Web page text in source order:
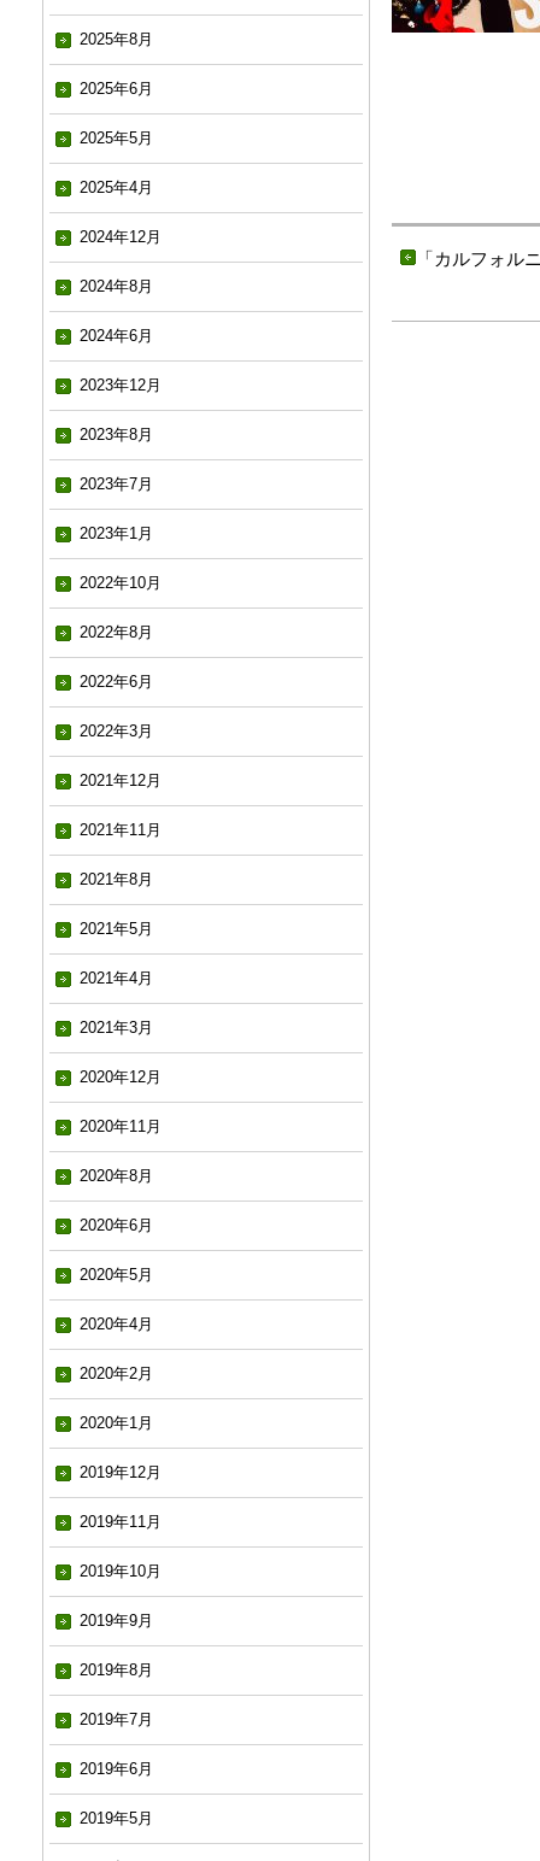
2025年8月
2025年6月
2025年5月
2025年4月
2024年12月
2024年8月
2024年6月
2023年12月
2023年8月
2023年7月
2023年1月
2022年10月
2022年8月
2022年6月
2022年3月
2021年12月
2021年11月
2021年8月
2021年5月
2021年4月
2021年3月
2020年12月
2020年11月
2020年8月
2020年6月
2020年5月
2020年4月
2020年2月
2020年1月
2019年12月
2019年11月
2019年10月
2019年9月
2019年8月
2019年7月
2019年6月
2019年5月
「カルフォル